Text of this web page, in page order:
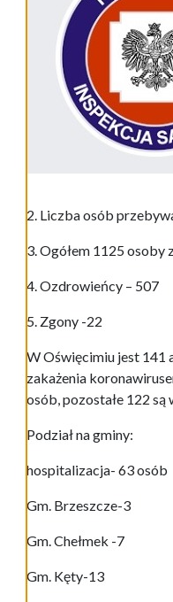
2. Liczba osób
3. Ogółem 1125 osoby
4. Ozdrowieńcy – 507
5. Zgony -22
W Oświęcimiu jest
zakażenia
osób, pozostałe 122
Podział na gminy:
hospitalizacja- 63 osób
Gm. Brzeszcze-3
Gm. Chełmek -7
Gm. Kęty-13